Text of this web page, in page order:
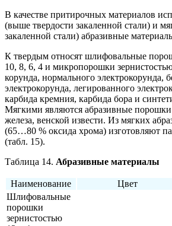
В качестве притирочных материалов
(выше твердости закаленной стали) и
закаленной стали) абразивные
К твердым относят шлифовальные
10, 8, 6, 4 и микропорошки
корунда, нормального электрокорунда,
электрокорунда, легированного
карбида кремния, карбида бора и
Мягкими являются абразивные порошки
железа, венской извести. Из мягких
(65…80 % оксида хрома) изготовляют
(табл. 15).
Таблица 14. Абразивные материалы
Наименование Цвет
Шлифовальные
порошки
зернистостью